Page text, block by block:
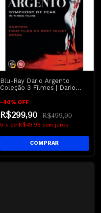
Blu-Ray Dario Argento
Coleção 3 Filmes | Dario
-40% OFF
R$299,90 R$499,90
6 x de R$49,98 sem juros